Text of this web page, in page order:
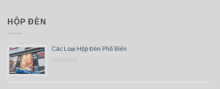
HỘP ĐÈN
Các Loại Hộp Đèn Phổ Biến
01/11/2021